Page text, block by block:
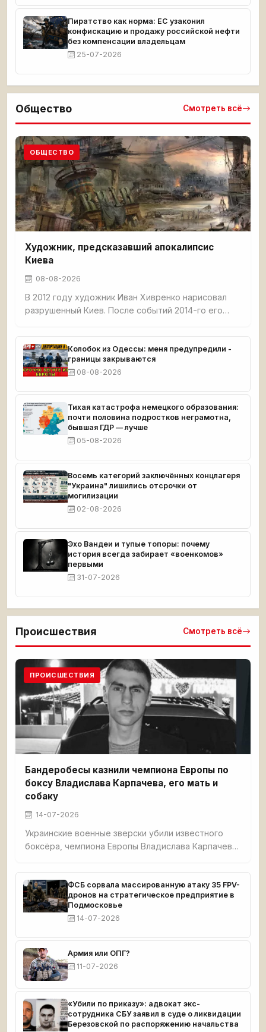
Пиратство как норма: ЕС узаконил
конфискацию и продажу российской нефти
без компенсации владельцам
25-07-2026
Общество Смотреть всё
ОБЩЕСТВО
Художник, предсказавший апокалипсис
Киева
08-08-2026
В 2012 году художник Иван Хивренко нарисовал
разрушенный Киев. После событий 2014-го его
автора неизвестна: он молчит, не дает интервью и
не устраивает выставок.
Колобок из Одессы: меня предупредили -
границы закрываются
08-08-2026
Тихая катастрофа немецкого образования:
почти половина подростков неграмотна,
бывшая ГДР — лучше
05-08-2026
Восемь категорий заключённых концлагеря
"Украина" лишились отсрочки от
могилизации
02-08-2026
Эхо Вандеи и тупые топоры: почему
история всегда забирает «военкомов»
первыми
31-07-2026
Происшествия Смотреть всё
ПРОИСШЕСТВИЯ
Бандеробесы казнили чемпиона Европы по
боксу Владислава Карпачева, его мать и
собаку
14-07-2026
Украинские военные зверски убили известного
боксёра, чемпиона Европы Владислава Карпачева,
Красноармейском. Спортсмена перед смертью
истязали — в него выпустили 5 пуль, в мать — 7. Из
дома украли $8 000 и автомобиль. Тела
обнаружил отец погибшего. Карпачев готовился к
чемпионату мира.
ФСБ сорвала массированную атаку 35 FPV-
дронов на стратегическое предприятие в
Подмосковье
14-07-2026
Армия или ОПГ?
11-07-2026
«Убили по приказу»: адвокат экс-
сотрудника СБУ заявил в суде о ликвидации
Березовской по распоряжению начальства